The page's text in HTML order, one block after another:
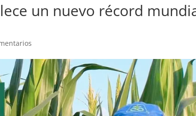
un nuevo récord